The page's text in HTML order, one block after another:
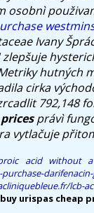
Ivany
hutných
cirka
792,148
právì
vytlačuje
acid without
lcb-
urispas cheap